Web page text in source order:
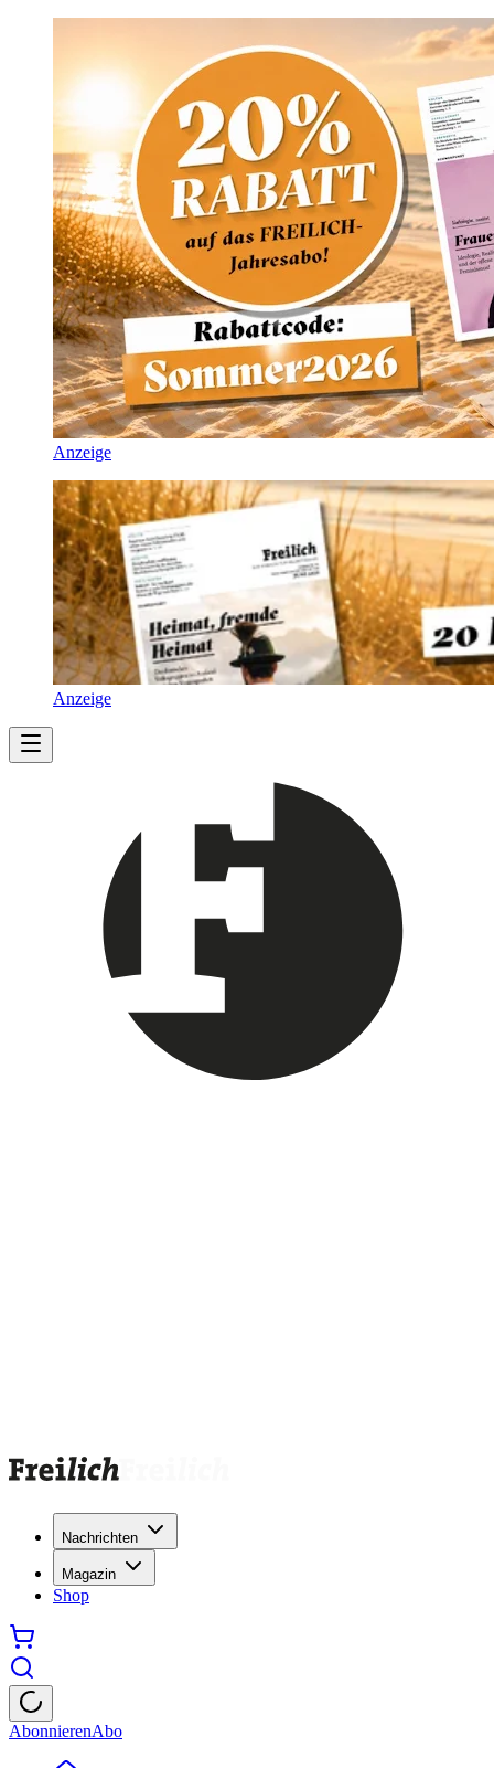
Anzeige
Anzeige
Nachrichten
Magazin
Shop
AbonnierenAbo